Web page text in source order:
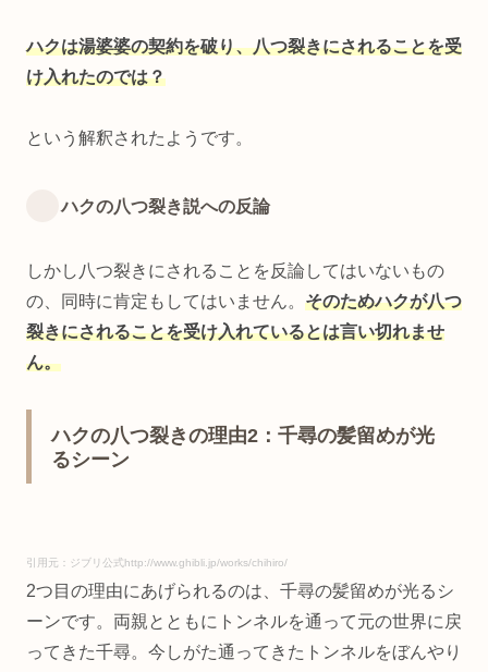
ハクは湯婆婆の契約を破り、八つ裂きにされることを受
け入れたのでは？
という解釈されたようです。
ハクの八つ裂き説への反論
しかし八つ裂きにされることを反論してはいないもの
の、同時に肯定もしてはいません。 そのためハクが八つ
裂きにされることを受け入れているとは言い切れませ
ん。
ハクの八つ裂きの理由2：千尋の髪留めが光
るシーン
引用元：ジブリ公式http://www.ghibli.jp/works/chihiro/
2つ目の理由にあげられるのは、千尋の髪留めが光るシ
ーンです。両親とともにトンネルを通って元の世界に戻
ってきた千尋。今しがた通ってきたトンネルをぼんやり